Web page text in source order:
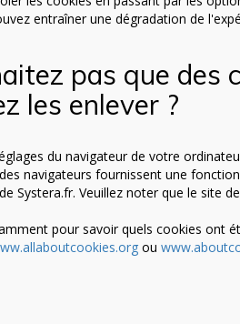
entraîner une dégradation de
pas que des
les enlever ?
du navigateur de votre
navigateurs fournissent une
Systera.fr. Veuillez noter que le site
pour savoir quels cookies ont
ou